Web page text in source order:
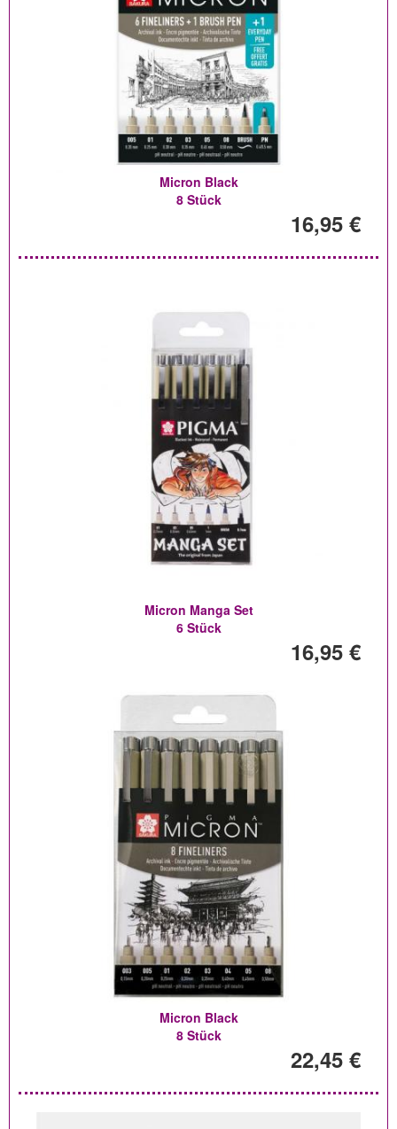
Micron Black
8 Stück
16,95 €
Micron Manga Set
6 Stück
16,95 €
Micron Black
8 Stück
22,45 €